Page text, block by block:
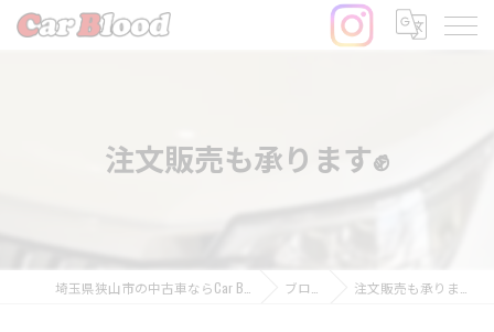
注文販売も承ります✊
ブログ 注文販売も承ります✊